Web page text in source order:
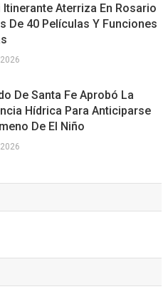
Itinerante Aterriza En Rosario
De 40 Películas Y Funciones
De Santa Fe Aprobó La
Hídrica Para Anticiparse
De El Niño